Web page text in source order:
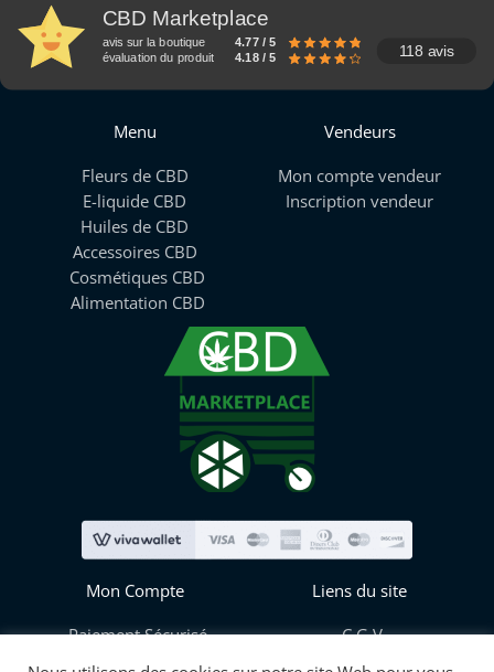
CBD Marketplace
avis sur la boutique
4.77 / 5
évaluation du produit
4.18 / 5 118 avis
Menu
Fleurs de CBD
E-liquide CBD
Huiles de CBD
Accessoires CBD
Cosmétiques CBD
Alimentation CBD
Vendeurs
Mon compte vendeur
Inscription vendeur
Mon Compte
Paiement Sécurisé
Mes informations
Liens du site
C.G.V
Blog